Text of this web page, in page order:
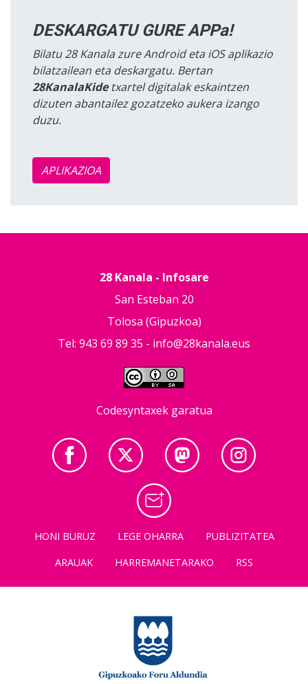
DESKARGATU GURE APPa!
Bilatu 28 Kanala zure Android eta iOS aplikazio
bilatzailean eta deskargatu. Bertan
28KanalaKidetxartel digitalak eskaintzen
dizuten abantailez gozatzeko aukera izango
duzu.
APLIKAZIOA
28 Kanala - Infosare
San Esteban 20
Tolosa (Gipuzkoa)
Tel: 943 69 89 35 - info@28kanala.eus
Codesyntaxek garatua
HONI BURUZ LEGE OHARRA
PUBLIZITATEA
ARAUAK
HARREMANETARAKO RSS